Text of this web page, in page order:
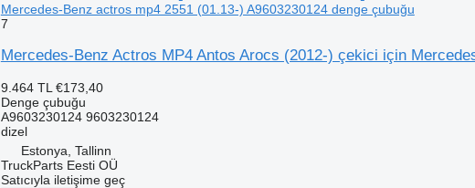
Mercedes-Benz actros mp4 2551 (01.13-) A9603230124 denge çubuğu
7
Mercedes-Benz Actros MP4 Antos Arocs (2012-) çekici için
9.464 TL €173,40
Denge çubuğu
A9603230124 9603230124
dizel
Estonya, Tallinn
TruckParts Eesti OÜ
Satıcıyla iletişime geç